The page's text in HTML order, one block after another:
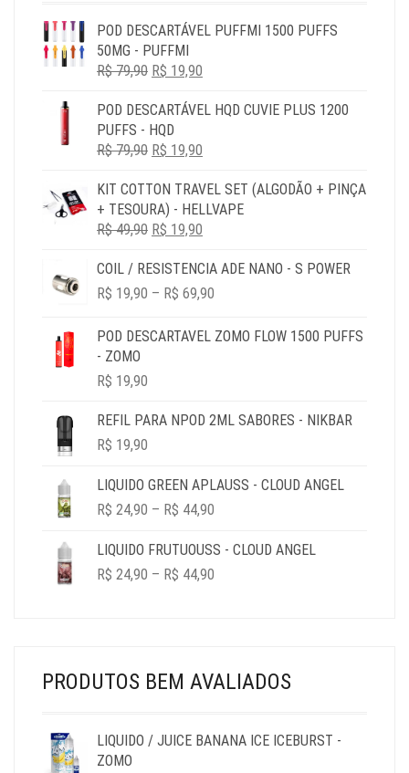
POD DESCARTÁVEL PUFFMI 1500 PUFFS
50MG - PUFFMI
R$79,90 O
ORIGINAL
ERA:
R$ 79,90.
R$ 19,90
ATUAL
POD DESCARTÁVEL HQD CUVIE PLUS 1200
PUFFS - HQD
R$79,90 O
ORIGINAL
ERA:
R$ 79,90.
R$ 19,90
ATUAL
É:
KIT COTTON TRAVEL SET (ALGODÃO + PINÇA
+ TESOURA) - HELLVAPE
R$49,90 O
ORIGINAL
ERA:
R$ 19,90
ATUAL
É:
COIL / RESISTENCIA ADE NANO - S POWER
R$ 19,90 – R$ 69,90
R$ 19,90
POD DESCARTAVEL ZOMO FLOW 1500 PUFFS
- ZOMO
R$ 19,90
REFIL PARA NPOD 2ML SABORES - NIKBAR
R$ 19,90
LIQUIDO GREEN APLAUSS - CLOUD ANGEL
R$ 24,90 – R$ 44,90
R$ 24,90
LIQUIDO FRUTUOUSS - CLOUD ANGEL
R$ 24,90 – R$ 44,90
PRODUTOS BEM AVALIADOS
LIQUIDO / JUICE BANANA ICE ICEBURST -
ZOMO